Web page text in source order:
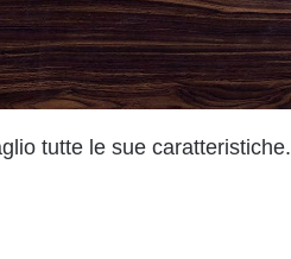
tutte le sue caratteristiche.